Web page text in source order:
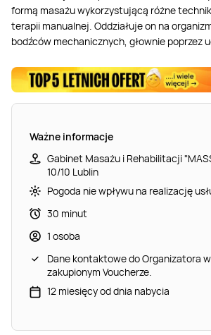
formą masażu wykorzystującą różne
terapii manualnej. Oddziałuje on na
bodźców mechanicznych, głownie poprzez
Ważne informacje
Gabinet Masażu i Rehabilitacji
10/10 Lublin
Pogoda nie wpływu na realizację
30 minut
1 osoba
Dane kontaktowe do Organizatora
zakupionym Voucherze.
12 miesięcy od dnia nabycia